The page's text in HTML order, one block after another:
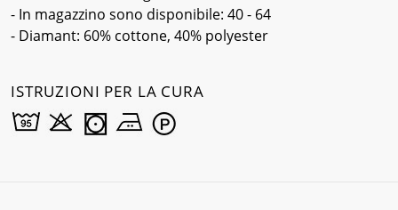
- In magazzino sono disponibile: 40 - 64
- Diamant: 60% cottone, 40% polyester
ISTRUZIONI PER LA CURA